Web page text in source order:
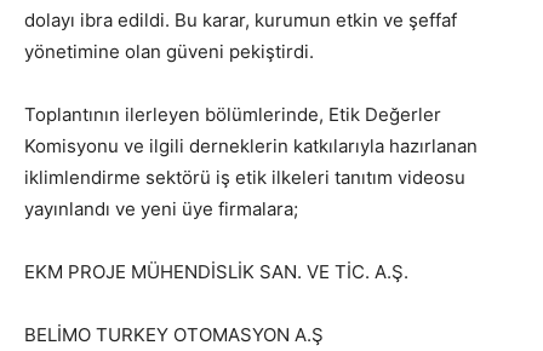
dolayı ibra edildi. Bu karar, kurumun etkin ve şeffaf
yönetimine olan güveni pekiştirdi.
Toplantının ilerleyen bölümlerinde, Etik Değerler
Komisyonu ve ilgili derneklerin katkılarıyla hazırlanan
iklimlendirme sektörü iş etik ilkeleri tanıtım videosu
yayınlandı ve yeni üye firmalara;
EKM PROJE MÜHENDİSLİK SAN. VE TİC. A.Ş.
BELİMO TURKEY OTOMASYON A.Ş